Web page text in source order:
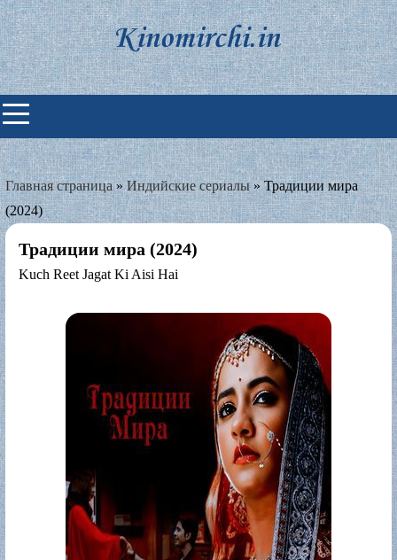
Skip
to
content
Индийские фильмы смотреть
онлайн
Главная страница»Индийские сериалы»Традиции мира
(2024)
Традиции мира (2024)
Kuch Reet Jagat Ki Aisi Hai